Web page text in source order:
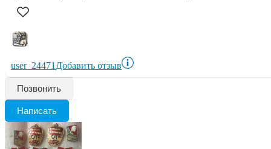
user_24471 Добавить отзыв
Позвонить
Написать